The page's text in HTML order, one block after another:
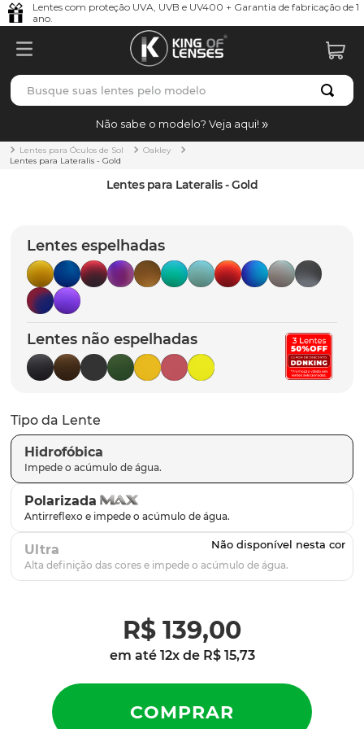
Lentes com proteção UVA, UVB e UV400 + Garantia de fabricação de 1
ano.
Busque suas lentes pelo modelo
Não sabe o modelo? Veja aqui!
Lentes para Óculos de Sol
Oakley
Lentes para Lateralis - Gold
Lentes para Lateralis - Gold
Lentes espelhadas
Lentes não espelhadas
Tipo da Lente
Hidrofóbica
Polarizada
Ultra
R$ 139,00
em até 12x de R$ 15,73
TERMOS MAIS BUSCADOS
1º borrachas
holbrook
5º chaves
6º t-shock
7º gasket
8º parafusos
9º latch